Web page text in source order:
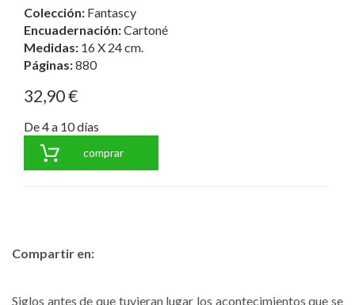
Colección: Fantascy
Encuadernación:Cartoné
Medidas: 16 X 24 cm.
Páginas:880
32,90 €
De 4 a 10 días
comprar
Compartir en:
Siglos antes de que tuvieran lugar los acontecimientos que se